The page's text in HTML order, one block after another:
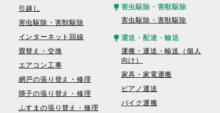
引越し
害虫駆除・害獣駆除
インターネット回線
畳替え・交換
エアコン工事
網戸の張り替え・修理
障子の張り替え・修理
ふすまの張り替え・修理
害虫駆除・害獣駆除
害虫駆除・害獣駆除
運送・配達・輸送
運搬・運送・輸送（個人
向け）
家具・家電運搬
ピアノ運送
バイク運搬